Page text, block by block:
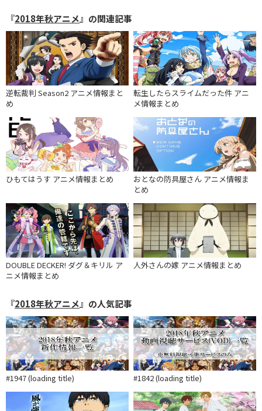
『2018年秋アニメ』の関連記事
逆転裁判 Season2 アニメ情報まと
め
転生したらスライムだった件 アニ
メ情報まとめ
ひもてはうす アニメ情報まとめ
おとなの防具屋さん アニメ情報ま
とめ
DOUBLE DECKER! ダグ＆キリル ア
ニメ情報まとめ
人外さんの嫁 アニメ情報まとめ
『2018年秋アニメ』の人気記事
#1947 (loading title) #1842 (loading title)